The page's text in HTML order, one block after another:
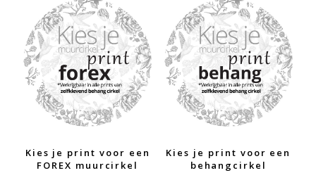
Kies je print voor een
FOREX muurcirkel
Kies je print voor een
behangcirkel